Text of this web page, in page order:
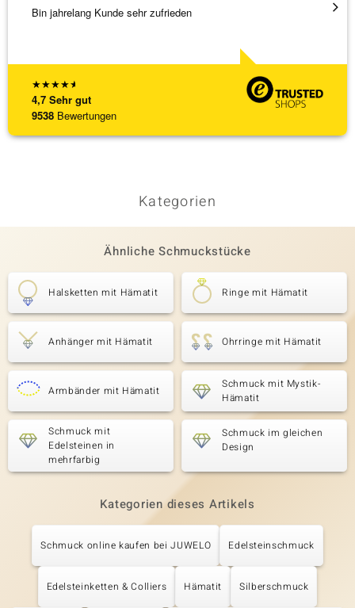
★★★★★
4,7 Sehr gut
9538 Bewertungen
Bin jahrelang Kunde sehr zufrieden
Kategorien
Ähnliche Schmuckstücke
Halsketten mit Hämatit Ringe mit Hämatit
Anhänger mit Hämatit Ohrringe mit Hämatit
Armbänder mit Hämatit
Schmuck mit Mystik-
Hämatit
Schmuck mit
Edelsteinen in
mehrfarbig
Schmuck im gleichen
Design
Kategorien dieses Artikels
Schmuck online kaufen bei JUWELO Edelsteinschmuck
Edelsteinketten & Colliers Hämatit Silberschmuck